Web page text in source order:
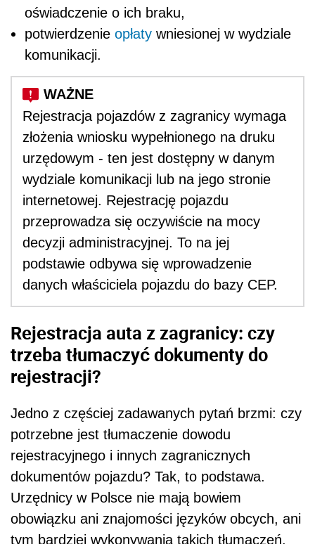
oświadczenie o ich braku,
potwierdzenie opłaty wniesionej w wydziale
komunikacji.
Rejestracja pojazdów z zagranicy wymaga
złożenia wniosku wypełnionego na druku
urzędowym - ten jest dostępny w danym
wydziale komunikacji lub na jego stronie
internetowej. Rejestrację pojazdu
przeprowadza się oczywiście na mocy
decyzji administracyjnej. To na jej
podstawie odbywa się wprowadzenie
danych właściciela pojazdu do bazy CEP.
Rejestracja auta z zagranicy: czy
trzeba tłumaczyć dokumenty do
rejestracji?
Jedno z częściej zadawanych pytań brzmi: czy
potrzebne jest tłumaczenie dowodu
rejestracyjnego i innych zagranicznych
dokumentów pojazdu? Tak, to podstawa.
Urzędnicy w Polsce nie mają bowiem
obowiązku ani znajomości języków obcych, ani
tym bardziej wykonywania takich tłumaczeń.